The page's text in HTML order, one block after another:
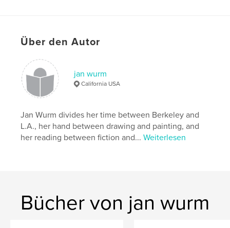
Schlüsselwörter
drawing
Über den Autor
jan wurm
California USA
Jan Wurm divides her time between Berkeley and
L.A., her hand between drawing and painting, and
her reading between fiction and...Weiterlesen
Bücher von jan wurm